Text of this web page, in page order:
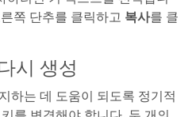
쪽 단추를 클릭하고 복사를 클
시 생성
하는 데 도움이 되도록 정기적